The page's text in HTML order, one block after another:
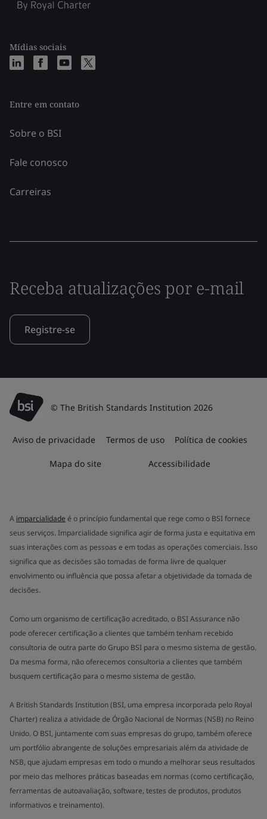
Mídias sociais
Entre em contato
Sobre o BSI
Fale conosco
Carreiras
Receba atualizações por e-mail
Registre-se
© The British Standards Institution 2026
Aviso de privacidade Termos de uso Política de cookies
Mapa do site Accessibilidade
A imparcialidade é o princípio fundamental que rege como o BSI fornece
seus serviços. Imparcialidade significa agir de forma justa e equitativa em
suas interações com as pessoas e em todas as operações comerciais. Isso
significa que as decisões são tomadas de forma livre de qualquer
envolvimento ou influência que possa afetar a objetividade da tomada de
decisões.
Como um organismo de certificação acreditado, o BSI Assurance não
pode oferecer certificação a clientes que também tenham recebido
consultoria de outra parte do Grupo BSI para o mesmo sistema de gestão.
Da mesma forma, não oferecemos consultoria a clientes que também
busquem certificação para o mesmo sistema de gestão.
A British Standards Institution (BSI, uma empresa incorporada pelo Royal
Charter) realiza a atividade de Órgão Nacional de Normas (NSB) no Reino
Unido. O BSI, juntamente com suas empresas do grupo, também oferece
um portfólio abrangente de soluções empresariais além da atividade de
NSB, que ajudam empresas em todo o mundo a melhorar seus resultados
por meio das melhores práticas baseadas em normas (como certificação,
ferramentas de autoavaliação, software, testes de produtos, produtos
informativos e treinamento).